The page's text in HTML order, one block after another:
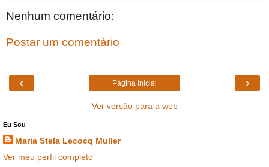
Nenhum comentário:
Postar um comentário
‹ ›
Página inicial
Ver versão para a web
Eu Sou
Maria Stela Lecocq Muller
Ver meu perfil completo